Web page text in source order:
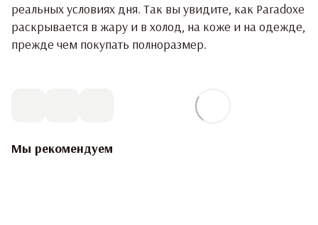
реальных условиях дня. Так вы увидите, как Paradoxe
раскрывается в жару и в холод, на коже и на одежде,
прежде чем покупать полноразмер.
Мы рекомендуем